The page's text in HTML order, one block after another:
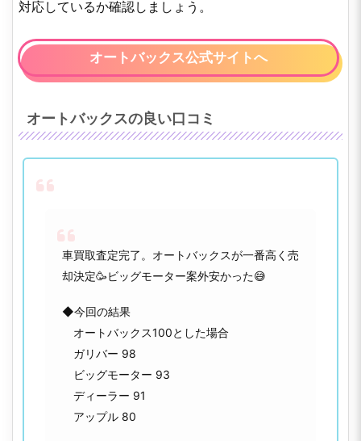
対応しているか確認しましょう。
オートバックス公式サイトへ
オートバックスの良い口コミ
車買取査定完了。オートバックスが一番高く売
却決定🥳ビッグモーター案外安かった😅
◆今回の結果
オートバックス100とした場合
ガリバー 98
ビッグモーター 93
ディーラー 91
アップル 80